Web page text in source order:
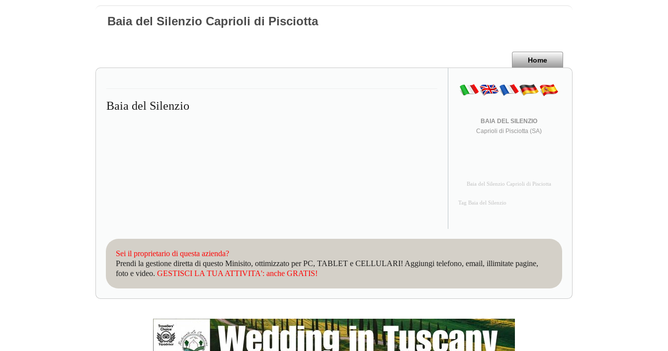
Baia del Silenzio Caprioli di Pisciotta
Home
Baia del Silenzio
BAIA DEL SILENZIO
Caprioli di Pisciotta (SA)
Baia del Silenzio Caprioli di Pisciotta
Tag Baia del Silenzio
Sei il proprietario di questa azienda?
Prendi la gestione diretta di questo Minisito, ottimizzato per PC, TABLET e CELLULARI! Aggiungi telefono, email, illimitate pagine,
foto e video. GESTISCI LA TUA ATTIVITA': anche GRATIS!